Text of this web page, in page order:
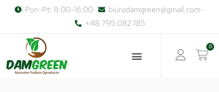
Pon-Pt: 8:00-16:00
biurodamgreen@gmail.com
+48 795 082 185
0